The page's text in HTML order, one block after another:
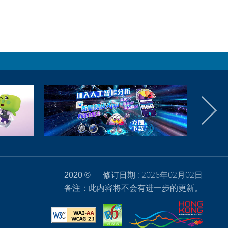
2020 ©
修订日期 : 2026年02月02日
备注：此内容将不会有进一步的更新。